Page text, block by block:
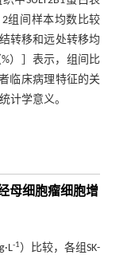
组间样本均数比较
转移和远处转移均
%）］表示，组间比
临床病理特征的关
计学意义。
母细胞瘤细胞增
-1）比较，各组SK-